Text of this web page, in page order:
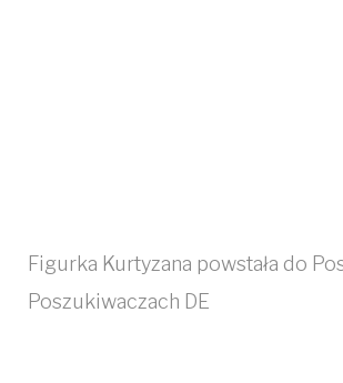
Figurka Kurtyzana powstała do
Poszukiwaczach DE